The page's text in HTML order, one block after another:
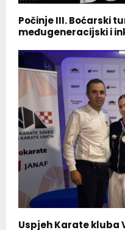
Počinje III. Boćarski
međugeneracijski i
Uspjeh Karate kluba